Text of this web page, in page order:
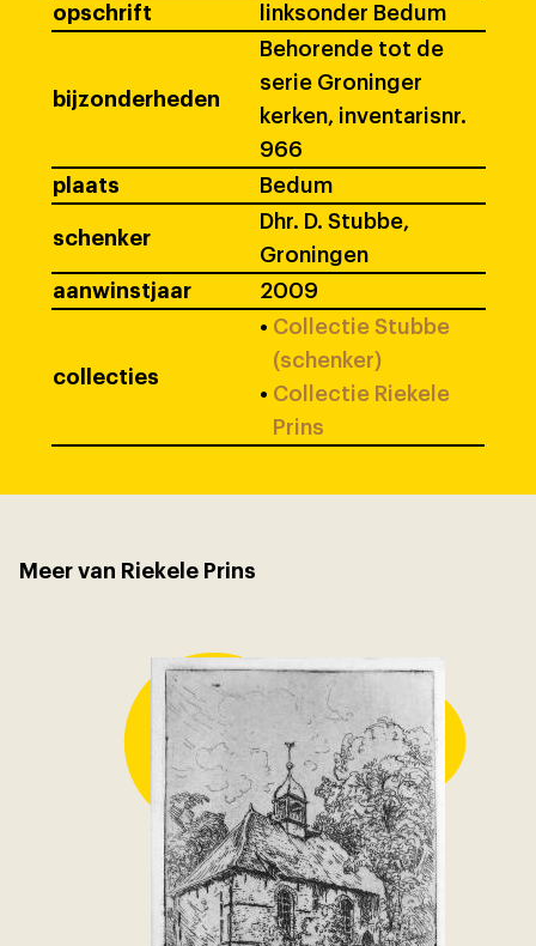
opschrift
linksonder Bedum
bijzonderheden
Behorende tot de
serie Groninger
kerken, inventarisnr.
966
plaats
Bedum
schenker
Dhr. D. Stubbe,
Groningen
aanwinstjaar
2009
collecties
• Collectie Stubbe
(schenker)
• Collectie Riekele
Prins
Meer van Riekele Prins
Kerk te